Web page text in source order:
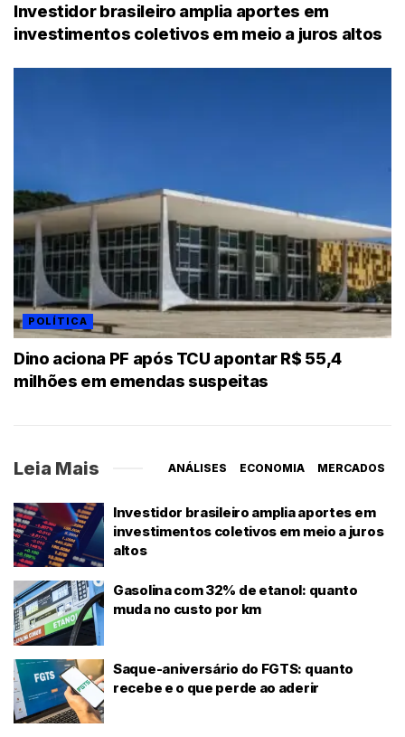
Investidor brasileiro amplia aportes em
investimentos coletivos em meio a juros altos
POLÍTICA
Dino aciona PF após TCU apontar R$ 55,4
milhões em emendas suspeitas
Leia Mais ANÁLISES ECONOMIA MERCADOS
Investidor brasileiro amplia aportes em
investimentos coletivos em meio a juros
altos
Gasolina com 32% de etanol: quanto
muda no custo por km
Saque-aniversário do FGTS: quanto
recebe e o que perde ao aderir